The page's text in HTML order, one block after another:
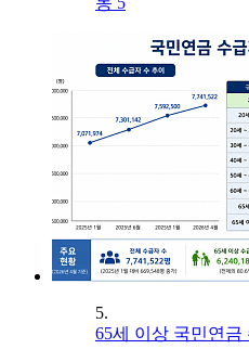
5.
65세 이상 국민연금